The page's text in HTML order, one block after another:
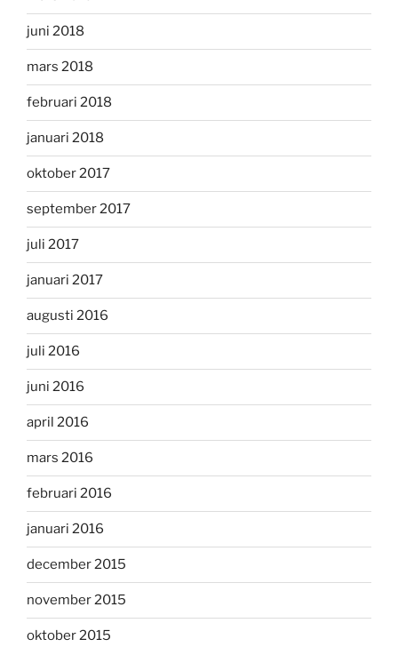
juni 2018
mars 2018
februari 2018
januari 2018
oktober 2017
september 2017
juli 2017
januari 2017
augusti 2016
juli 2016
juni 2016
april 2016
mars 2016
februari 2016
januari 2016
december 2015
november 2015
oktober 2015